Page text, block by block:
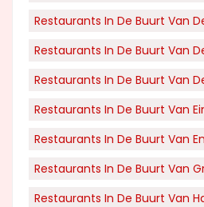
Restaurants In De Buurt Van
Restaurants In De Buurt Van
Restaurants In De Buurt Van
Restaurants In De Buurt Van
Restaurants In De Buurt Van
Restaurants In De Buurt Van
Restaurants In De Buurt Van